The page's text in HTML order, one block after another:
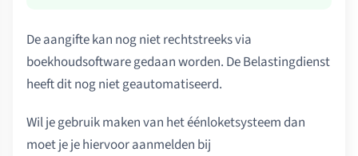
De aangifte kan nog niet rechtstreeks via
boekhoudsoftware gedaan worden. De Belastingdienst
heeft dit nog niet geautomatiseerd.
Wil je gebruik maken van het éénloketsysteem dan
moet je je hiervoor aanmelden bij